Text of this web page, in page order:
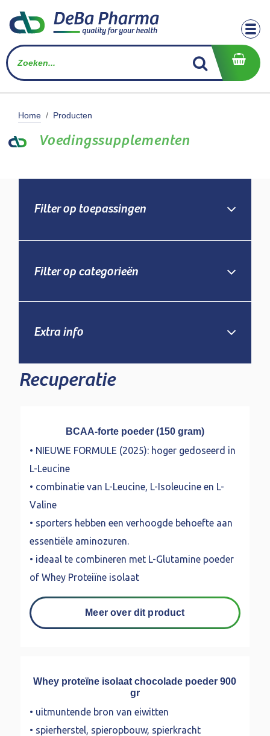
Home Producten
Voedingssupplementen
Filter op toepassingen
Filter op categorieën
Extra info
Recuperatie
BCAA-forte poeder (150 gram)
• NIEUWE FORMULE (2025): hoger gedoseerd in
L-Leucine
• combinatie van L-Leucine, L-Isoleucine en L-
Valine
• sporters hebben een verhoogde behoefte aan
essentiële aminozuren.
• ideaal te combineren met L-Glutamine poeder
of Whey Proteiïne isolaat
Meer over dit product
Whey proteïne isolaat chocolade poeder 900
gr
• uitmuntende bron van eiwitten
• spierherstel, spieropbouw, spierkracht